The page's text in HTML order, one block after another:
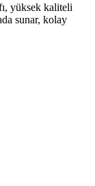
yüksek kaliteli
sunar, kolay